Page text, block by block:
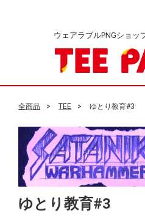
ウェアラブルPNGショ
全商品 TEE ゆとり教育#3
ゆとり教育#3